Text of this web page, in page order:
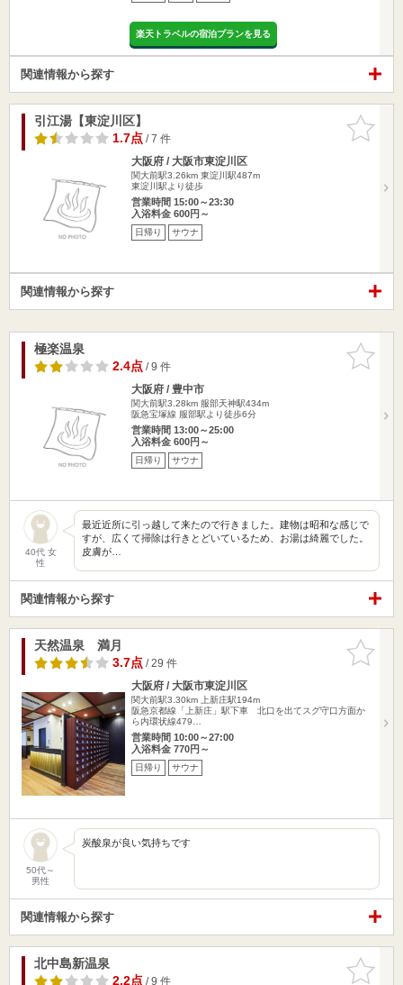
楽天トラベルの宿泊プランを見る
関連情報から探す
お気に入
りに追加
引江湯【東淀川区】
1.7点/ 7 件
大阪府 / 大阪市東淀川区
関大前駅3.26km 東淀川駅487m
東淀川駅より徒歩
営業時間 15:00～23:30
入浴料金 600円～
日帰り サウナ
関連情報から探す
お気に入
りに追加
極楽温泉
2.4点/ 9 件
大阪府 / 豊中市
関大前駅3.28km 服部天神駅434m
阪急宝塚線 服部駅より徒歩6分
営業時間 13:00～25:00
入浴料金 600円～
日帰り サウナ
40代 女
性
最近近所に引っ越して来たので行きました。建物は昭和な感じで
すが、広くて掃除は行きとどいているため、お湯は綺麗でした。
皮膚が…
関連情報から探す
お気に入
りに追加
天然温泉 満月
3.7点/ 29 件
大阪府 / 大阪市東淀川区
関大前駅3.30km
上新庄駅194m
阪急京都線「上新庄」駅下車 北口を出てスグ守口方面か
ら内環状線479…
営業時間 10:00～27:00
入浴料金 770円～
日帰り サウナ
50代～
男性
炭酸泉が良い気持ちです
関連情報から探す
お気に入
りに追加
北中島新温泉
2.2点/ 9 件